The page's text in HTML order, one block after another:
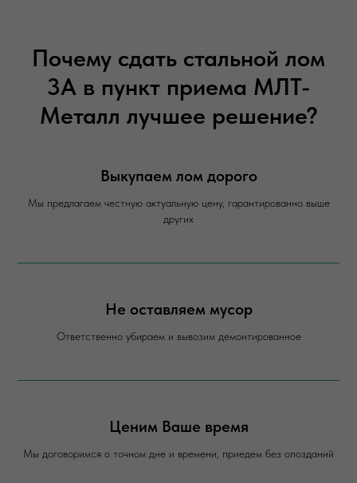
Почему сдать стальной лом
3А в пункт приема МЛТ-
Металл лучшее решение?
Выкупаем лом дорого
Мы предлагаем честную актуальную цену, гарантированно выше
других
Не оставляем мусор
Ответственно убираем и вывозим демонтированное
Ценим Ваше время
Мы договоримся о точном дне и времени, приедем без опозданий